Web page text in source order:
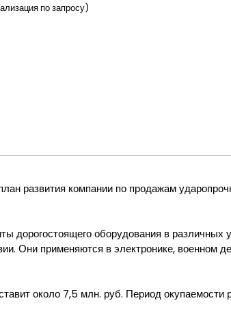
по запросу)
развития компании по продажам
дорогостоящего оборудования в различных
Они применяются в электронике, военном
около 7,5 млн. руб. Период окупаемости